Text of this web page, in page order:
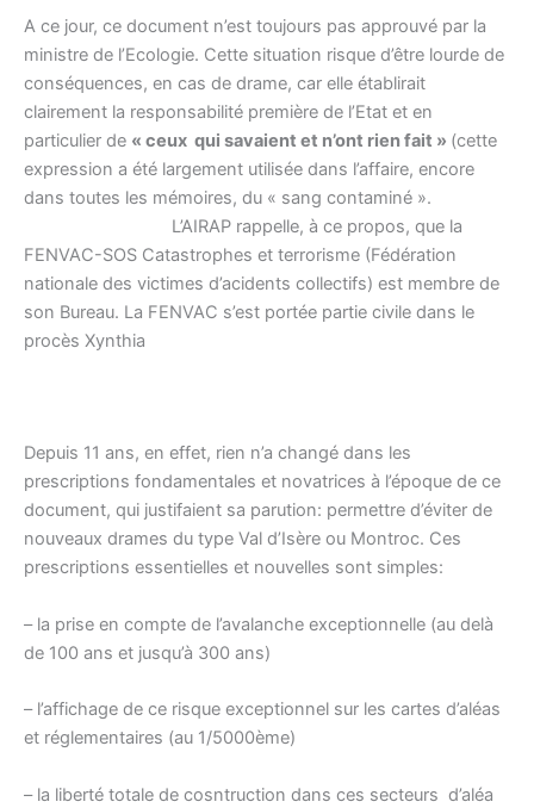
A ce jour, ce document n’est toujours pas approuvé par la
ministre de l’Ecologie. Cette situation risque d’être lourde de
conséquences, en cas de drame, car elle établirait
clairement la responsabilité première de l’Etat et en
particulier de « ceux qui savaient et n’ont rien fait » (cette
expression a été largement utilisée dans l’affaire, encore
dans toutes les mémoires, du « sang contaminé ».
L’AIRAP rappelle, à ce propos, que la
FENVAC-SOS Catastrophes et terrorisme (Fédération
nationale des victimes d’acidents collectifs) est membre de
son Bureau. La FENVAC s’est portée partie civile dans le
procès Xynthia
Depuis 11 ans, en effet, rien n’a changé dans les
prescriptions fondamentales et novatrices à l’époque de ce
document, qui justifaient sa parution: permettre d’éviter de
nouveaux drames du type Val d’Isère ou Montroc. Ces
prescriptions essentielles et nouvelles sont simples:
– la prise en compte de l’avalanche exceptionnelle (au delà
de 100 ans et jusqu’à 300 ans)
– l’affichage de ce risque exceptionnel sur les cartes d’aléas
et réglementaires (au 1/5000ème)
– la liberté totale de cosntruction dans ces secteurs d’aléa